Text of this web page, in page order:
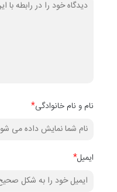
نام و نام خانوادگی*
ایمیل*